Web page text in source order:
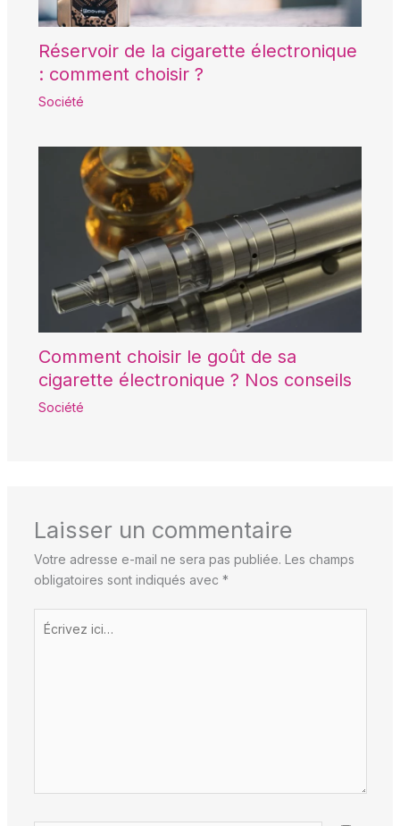
Réservoir de la cigarette électronique
: comment choisir ?
Société
Comment choisir le goût de sa
cigarette électronique ? Nos conseils
Société
Laisser un commentaire
Votre adresse e-mail ne sera pas publiée. Les champs
obligatoires sont indiqués avec *
Écrivez
ici…